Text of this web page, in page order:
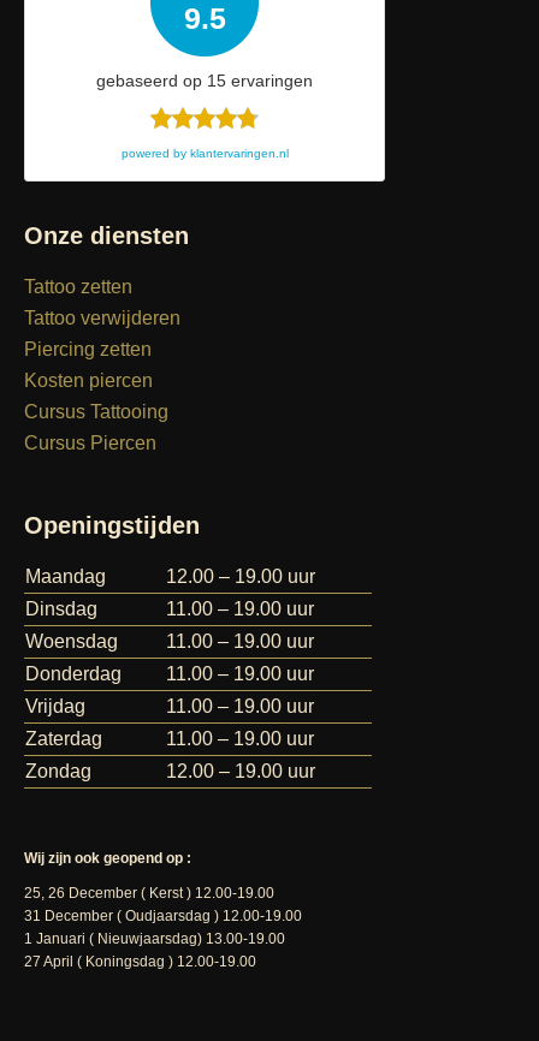
9.5
gebaseerd op 15 ervaringen
powered by klantervaringen.nl
Onze diensten
Tattoo zetten
Tattoo verwijderen
Piercing zetten
Kosten piercen
Cursus Tattooing
Cursus Piercen
Openingstijden
Maandag
12.00 – 19.00 uur
Dinsdag
11.00 – 19.00 uur
Woensdag
11.00 – 19.00 uur
Donderdag
11.00 – 19.00 uur
Vrijdag
11.00 – 19.00 uur
Zaterdag
11.00 – 19.00 uur
Zondag
12.00 – 19.00 uur
Wij zijn ook geopend op :
25, 26 December ( Kerst ) 12.00-19.00
31 December ( Oudjaarsdag ) 12.00-19.00
1 Januari ( Nieuwjaarsdag) 13.00-19.00
27 April ( Koningsdag ) 12.00-19.00